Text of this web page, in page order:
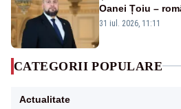
Oanei Țoiu –
abandonați de
31 iul. 2026, 11:11
CATEGORII POPULARE
Actualitate